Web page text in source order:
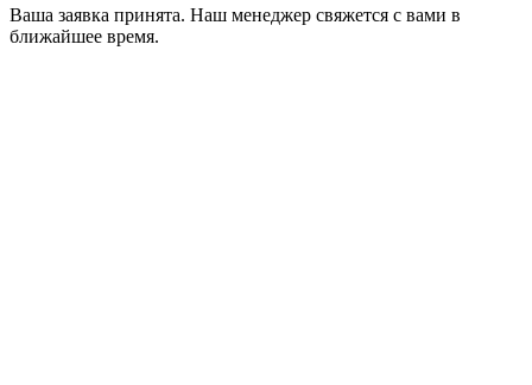
Ваша заявка принята. Наш менеджер свяжется с вами в
ближайшее время.